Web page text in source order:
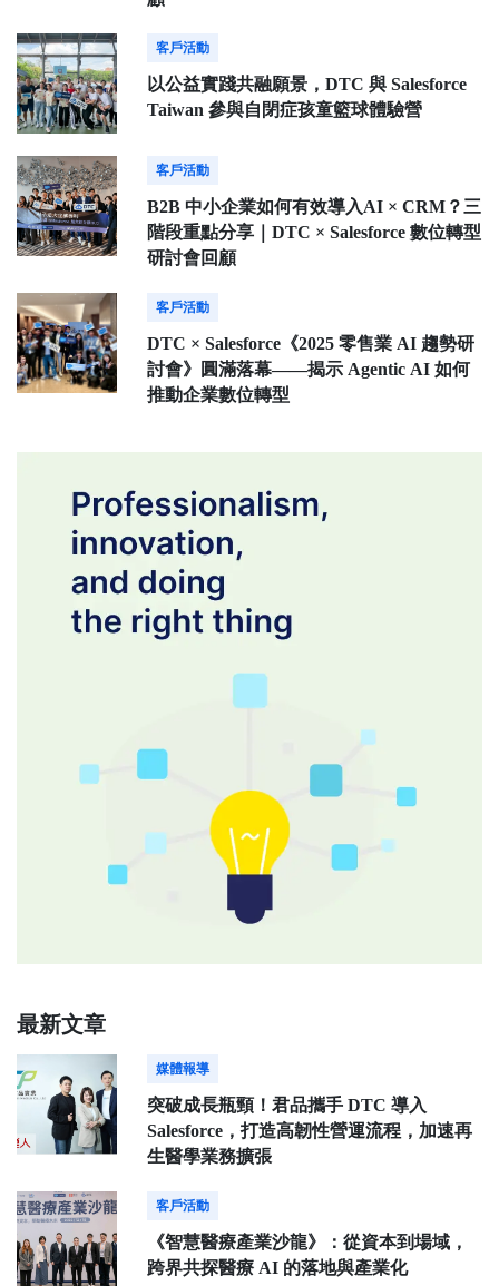
客戶活動
以公益實踐共融願景，DTC 與 Salesforce
Taiwan 參與自閉症孩童籃球體驗營
客戶活動
B2B 中小企業如何有效導入AI × CRM？三
階段重點分享｜DTC × Salesforce 數位轉型
研討會回顧
客戶活動
DTC × Salesforce《2025 零售業 AI 趨勢研
討會》圓滿落幕——揭示 Agentic AI 如何
推動企業數位轉型
最新文章
媒體報導
突破成長瓶頸！君品攜手 DTC 導入
Salesforce，打造高韌性營運流程，加速再
生醫學業務擴張
客戶活動
《智慧醫療產業沙龍》：從資本到場域，
跨界共探醫療 AI 的落地與產業化